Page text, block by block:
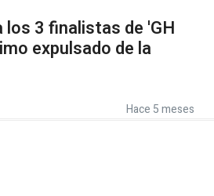
los 3 finalistas de 'GH
expulsado de la
Hace 5 meses